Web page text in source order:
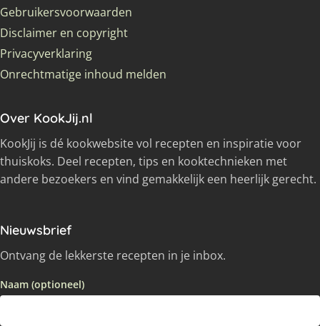
Gebruikersvoorwaarden
Disclaimer en copyright
Privacyverklaring
Onrechtmatige inhoud melden
Over KookJij.nl
KookJij is dé kookwebsite vol recepten en inspiratie voor
thuiskoks. Deel recepten, tips en kooktechnieken met
andere bezoekers en vind gemakkelijk een heerlijk gerecht.
Nieuwsbrief
Ontvang de lekkerste recepten in je inbox.
Naam (optioneel)